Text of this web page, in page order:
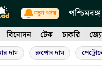
নতুন খবর পশ্চিমবঙ্গ
বিনোদন টেক চাকরি
দাম রুপোর দাম